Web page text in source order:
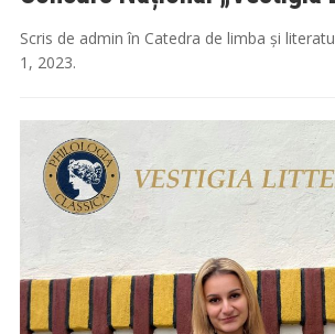
Scris de admin în Catedra de limba și
1, 2023.